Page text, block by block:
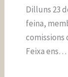
Dilluns 23
feina,
Feixa ens…